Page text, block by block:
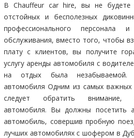
В Chauffeur car hire, вы не будете
отстойных и бесполезных
профессионального персонала и
обслуживания, вместо того, чтобы
плату с клиентов, вы получите
услугу аренды автомобиля с
на отдых была незабываемой.
автомобиля Одним из самых
следует обратить внимание,
автомобиля. Вы должны посетить
автомобиль, совершив пробную
лучших автомобилях с шофером в